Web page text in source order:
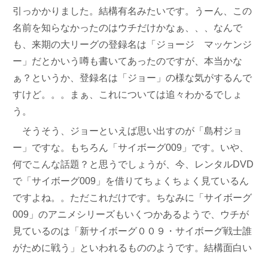
引っかかりました。結構有名みたいです。うーん、この
名前を知らなかったのはウチだけかなぁ、、、なんで
も、来期の大リーグの登録名は「ジョージ マッケンジ
ー」だとかいう噂も書いてあったのですが、本当かな
ぁ？というか、登録名は「ジョー」の様な気がするんで
すけど。。。まぁ、これについては追々わかるでしょ
う。
そうそう、ジョーといえば思い出すのが「島村ジョ
ー」ですな。もちろん「サイボーグ009」です。いや、
何でこんな話題？と思うでしょうが、今、レンタルDVD
で「サイボーグ009」を借りてちょくちょく見ているん
ですよね。。ただこれだけです。ちなみに「サイボーグ
009」のアニメシリーズもいくつかあるようで、ウチが
見ているのは「新サイボーグ００９・サイボーグ戦士誰
がために戦う」といわれるもののようです。結構面白い